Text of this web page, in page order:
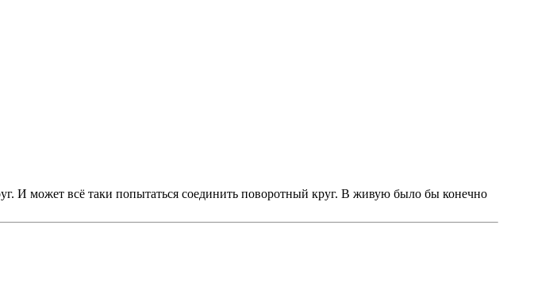
И может всё таки попытаться соединить поворотный круг. В живую было бы конечно